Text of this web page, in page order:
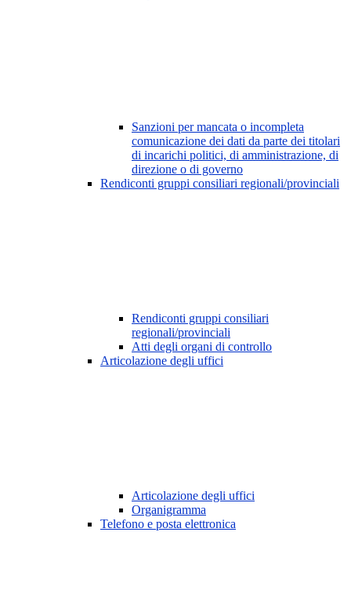
Sanzioni per mancata o incompleta
comunicazione dei dati da parte dei titolari
di incarichi politici, di amministrazione, di
direzione o di governo
Rendiconti gruppi consiliari regionali/provinciali
Rendiconti gruppi consiliari
regionali/provinciali
Atti degli organi di controllo
Articolazione degli uffici
Articolazione degli uffici
Organigramma
Telefono e posta elettronica